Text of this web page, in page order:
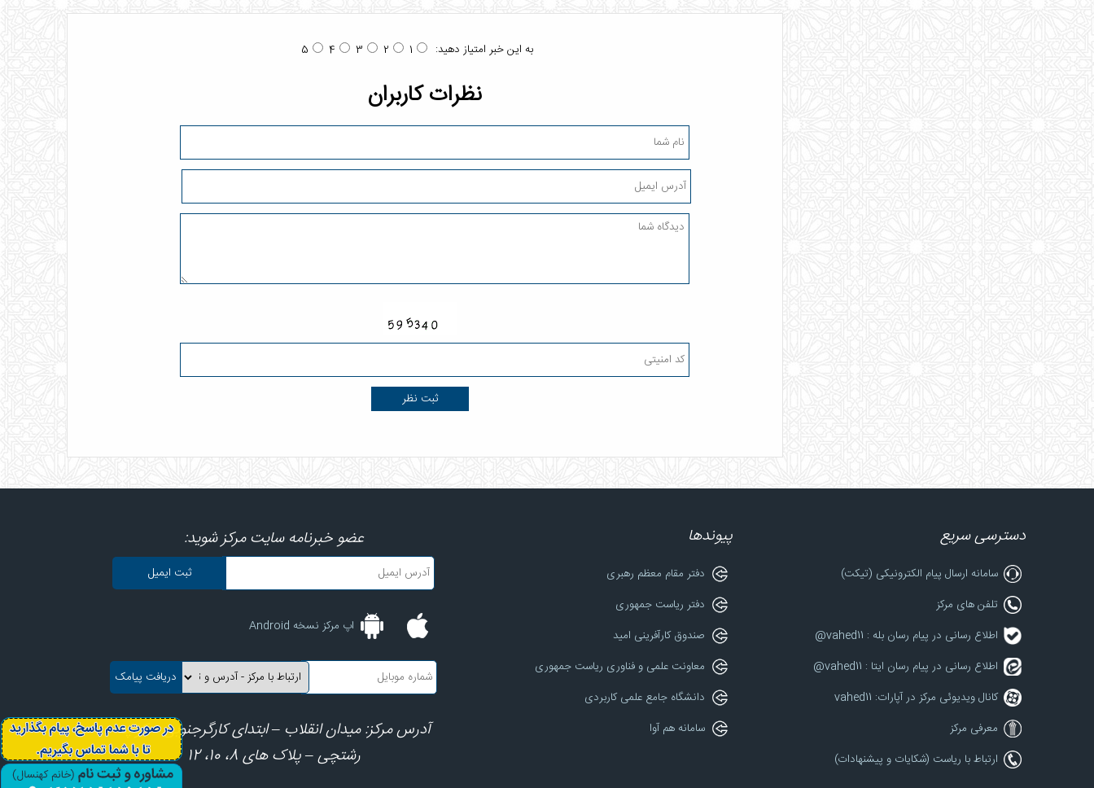
به این خبر امتیاز دهید: 1
2
3
4
5
نظرات کاربران
دسترسی سریع
سامانه ارسال پیام الکترونیکی (تیکت)
تلفن های مرکز
اطلاع رسانی در پیام رسان بله : vahed11@
اطلاع رسانی در پیام رسان ایتا : vahed11@
کانال ویدیوئی مرکز در آپارات: vahed11
معرفی مرکز
ارتباط با ریاست (شکایات و پیشنهادات)
پیوندها
دفتر مقام معظم رهبری
دفتر ریاست جمهوری
صندوق کارآفرینی امید
معاونت علمی و فناوری ریاست جمهوری
دانشگاه جامع علمی کاربردی
سامانه هم آوا
عضو خبرنامه سایت مرکز شوید:
اپ مرکز نسخه Android
آدرس مرکز: میدان انقلاب – ابتدای کارگرجنوبی – کوچه
رشتچی – پلاک های 8، 10، 12